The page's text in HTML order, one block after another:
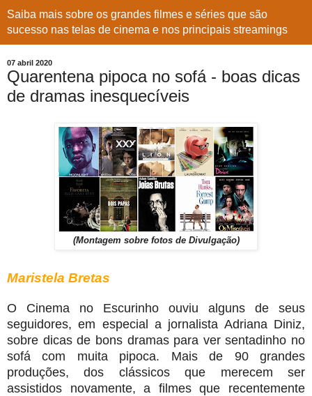
Saiba mais sobre os grandes filmes e séries que são
sucesso nas telas de cinema e nos principais streamings
07 abril 2020
Quarentena pipoca no sofá - boas dicas
de dramas inesquecíveis
(Montagem sobre fotos de Divulgação)
Maristela Bretas
O Cinema no Escurinho ouviu alguns de seus
seguidores, em especial a jornalista Adriana Diniz,
sobre dicas de bons dramas para ver sentadinho no
sofá com muita pipoca. Mais de 90 grandes
produções, dos clássicos que merecem ser
assistidos novamente, a filmes que recentemente